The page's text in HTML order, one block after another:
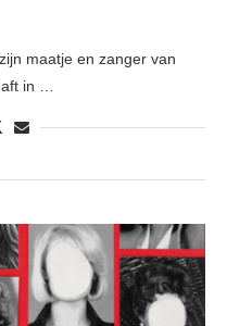
maatje en zanger van
in …